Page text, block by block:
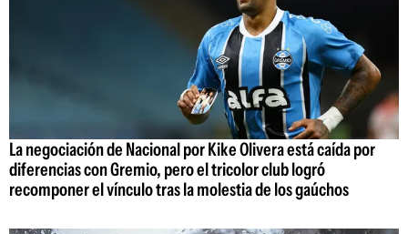
La negociación de Nacional por Kike Olivera está caída por
diferencias con Gremio, pero el tricolor club logró
recomponer el vínculo tras la molestia de los gaúchos